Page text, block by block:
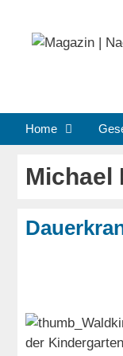
springen
Home
Michael
der